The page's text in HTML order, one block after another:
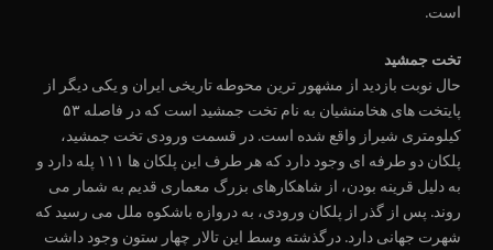
است.
تخت جمشید
حال نوبت بازدید از مشهور ترین محوطه تاریخی ایران و یکی دیگر از
پایتخت های هخامنشیان به نام تخت جمشید است که در فاصله ۵۳
کیلومتری شیراز واقع شده است. در قسمت ورودی تخت جمشید،
پلکان دو طرفه ای وجود دارد که هر طرف این پلکان ها ۱۱۱ پله دارد و
به دلیل قرینه بودن، از شاهکارهای بزرگ معماری قدیم به شمار می
روند. پس از گذر از پلکان ورودی، به دروازه باشکوه ملل می رسید که
شهرت جهانی دارد. درگذشته وسط این تالار چهار ستون وجود داشت